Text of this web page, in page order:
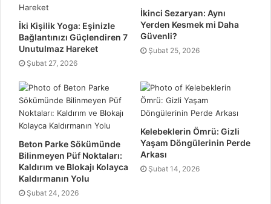
İki Kişilik Yoga: Eşinizle
Bağlantınızı Güçlendiren 7
Unutulmaz Hareket
Şubat 27, 2026
İkinci Sezaryan: Aynı
Yerden Kesmek mi Daha
Güvenli?
Şubat 25, 2026
Beton Parke Sökümünde
Bilinmeyen Püf Noktaları:
Kaldırım ve Blokajı Kolayca
Kaldırmanın Yolu
Şubat 24, 2026
Kelebeklerin Ömrü: Gizli
Yaşam Döngülerinin Perde
Arkası
Şubat 14, 2026